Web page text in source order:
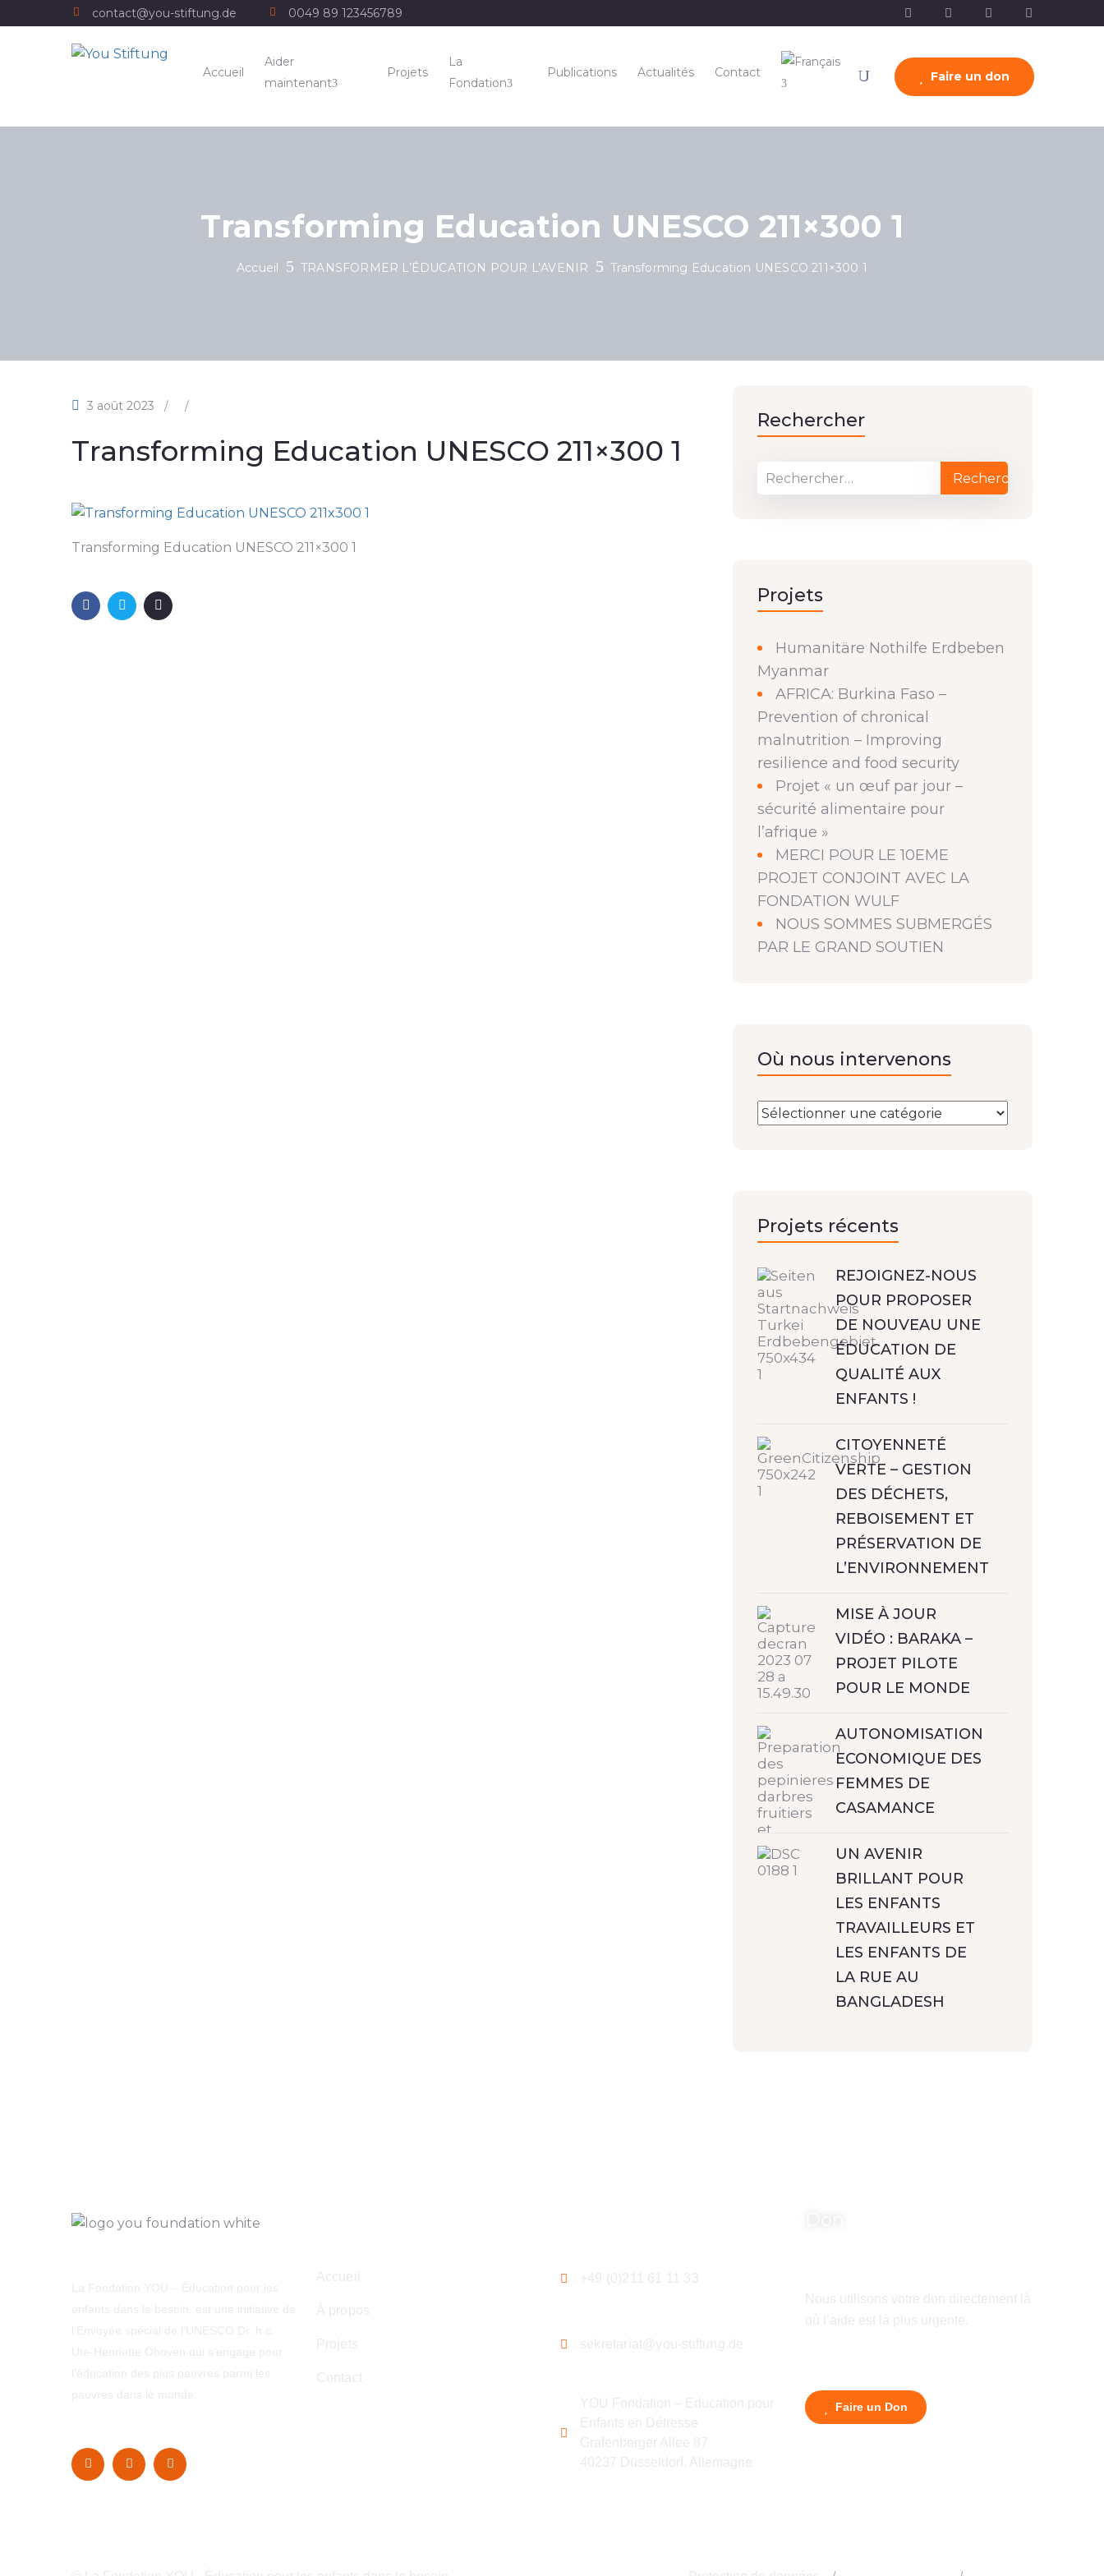
contact@you-stiftung.de 0049 89 123456789
Accueil
Aider
maintenant
Projets
La
Fondation
Publications Actualités Contact Faire un don
Transforming Education UNESCO 211×300 1
Accueil TRANSFORMER L’ÉDUCATION POUR L’AVENIR Transforming Education UNESCO 211×300 1
3 août 2023 / /
Transforming Education UNESCO 211×300 1
Transforming Education UNESCO 211×300 1
Rechercher
Projets
Humanitäre Nothilfe Erdbeben
Myanmar
AFRICA: Burkina Faso –
Prevention of chronical
malnutrition – Improving
resilience and food security
Projet « un œuf par jour –
sécurité alimentaire pour
l’afrique »
MERCI POUR LE 10EME
PROJET CONJOINT AVEC LA
FONDATION WULF
NOUS SOMMES SUBMERGÉS
PAR LE GRAND SOUTIEN
Où nous intervenons
Projets récents
REJOIGNEZ-NOUS
POUR PROPOSER
DE NOUVEAU UNE
ÉDUCATION DE
QUALITÉ AUX
ENFANTS !
CITOYENNETÉ
VERTE – GESTION
DES DÉCHETS,
REBOISEMENT ET
PRÉSERVATION DE
L’ENVIRONNEMENT
MISE À JOUR
VIDÉO : BARAKA –
PROJET PILOTE
POUR LE MONDE
AUTONOMISATION
ECONOMIQUE DES
FEMMES DE
CASAMANCE
UN AVENIR
BRILLANT POUR
LES ENFANTS
TRAVAILLEURS ET
LES ENFANTS DE
LA RUE AU
BANGLADESH
Faire un Don